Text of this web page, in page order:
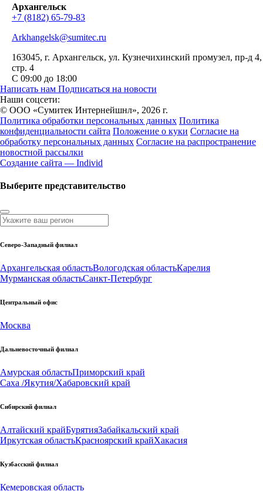
Архангельск
+7 (8182) 65-79-83
Arkhangelsk@sumitec.ru
163045, г. Архангельск, ул. Кузнечихинский промузел, пр-д 4,
стр. 4
С 09:00 до 18:00
Написать нам Подписаться на новости
Наши соцсети:
© ООО «Сумитек Интернейшнл», 2026 г.
Политика обработки персональных данных Политика
конфиденциальности сайта Положение о куки Согласие на
обработку персональных данных Согласие на распространение
новостной рассылки
Создание сайта — Individ
Выберите представительство
Северо-Западный филиал
Архангельская областьВологодская областьКарелия
Мурманская областьСанкт-Петербург
Центральный офис
Москва
Дальневосточный филиал
Амурская областьПриморский край
Саха /Якутия/Хабаровский край
Сибирский филиал
Алтайский крайБурятияЗабайкальский край
Иркутская областьКрасноярский крайХакасия
Кузбасский филиал
Кемеровская область